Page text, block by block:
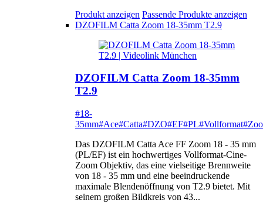
Produkt anzeigen Passende Produkte anzeigen
DZOFILM Catta Zoom 18-35mm T2.9
DZOFILM Catta Zoom 18-35mm
T2.9
#18-
35mm#Ace#Catta#DZO#EF#PL#Vollformat
Das DZOFILM Catta Ace FF Zoom 18 - 35 mm
(PL/EF) ist ein hochwertiges Vollformat-Cine-
Zoom Objektiv, das eine vielseitige Brennweite
von 18 - 35 mm und eine beeindruckende
maximale Blendenöffnung von T2.9 bietet. Mit
seinem großen Bildkreis von 43...